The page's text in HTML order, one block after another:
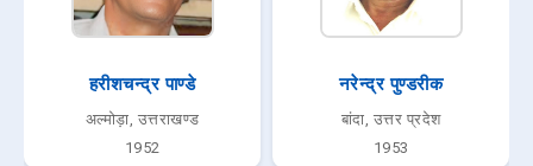
हरीशचन्द्र पाण्डे
अल्मोड़ा, उत्तराखण्ड
1952
नरेन्द्र पुण्डरीक
बांदा, उत्तर प्रदेश
1953